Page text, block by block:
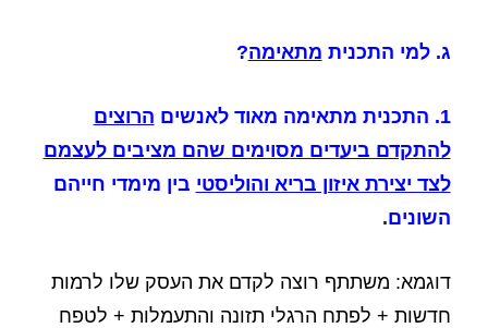
ג. למי התכנית מתאימה?
1. התכנית מתאימה מאוד לאנשים הרוצים
להתקדם ביעדים מסוימים שהם מציבים לעצמם
לצד יצירת איזון בריא והוליסטי בין מימדי חייהם
השונים.
דוגמא: משתתף רוצה לקדם את העסק שלו לרמות
חדשות + לפתח הרגלי תזונה והתעמלות + לטפח